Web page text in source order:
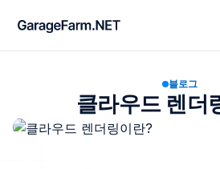
블로그
클라우드 렌더